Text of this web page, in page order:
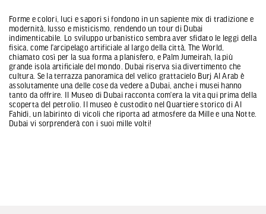
Forme e colori, luci e sapori si fondono in un sapiente mix di tradizione e
modernità, lusso e misticismo, rendendo un tour di Dubai
indimenticabile. Lo sviluppo urbanistico sembra aver sfidato le leggi della
fisica, come l’arcipelago artificiale al largo della città, The World,
chiamato così per la sua forma a planisfero, e Palm Jumeirah, la più
grande isola artificiale del mondo. Dubai riserva sia divertimento che
cultura. Se la terrazza panoramica del velico grattacielo Burj Al Arab è
assolutamente una delle cose da vedere a Dubai, anche i musei hanno
tanto da offrire. Il Museo di Dubai racconta com’era la vita qui prima della
scoperta del petrolio. Il museo è custodito nel Quartiere storico di Al
Fahidi, un labirinto di vicoli che riporta ad atmosfere da Mille e una Notte.
Dubai vi sorprenderà con i suoi mille volti!